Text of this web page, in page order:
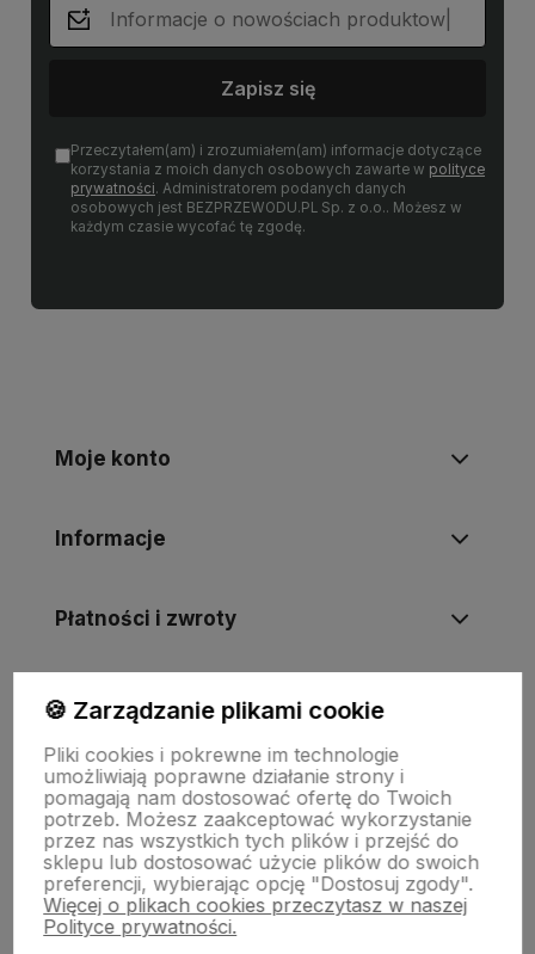
Zapisz się
Przeczytałem(am) i zrozumiałem(am) informacje dotyczące
korzystania z moich danych osobowych zawarte w polityce
prywatności. Administratorem podanych danych
osobowych jest BEZPRZEWODU.PL Sp. z o.o.. Możesz w
każdym czasie wycofać tę zgodę.
Moje konto
Informacje
Płatności i zwroty
Wsparcie
O nas
🍪 Zarządzanie plikami cookie
Pliki cookies i pokrewne im technologie
umożliwiają poprawne działanie strony i
pomagają nam dostosować ofertę do Twoich
potrzeb. Możesz zaakceptować wykorzystanie
przez nas wszystkich tych plików i przejść do
sklepu lub dostosować użycie plików do swoich
preferencji, wybierając opcję "Dostosuj zgody".
Więcej o plikach cookies przeczytasz w naszej
Polityce prywatności.